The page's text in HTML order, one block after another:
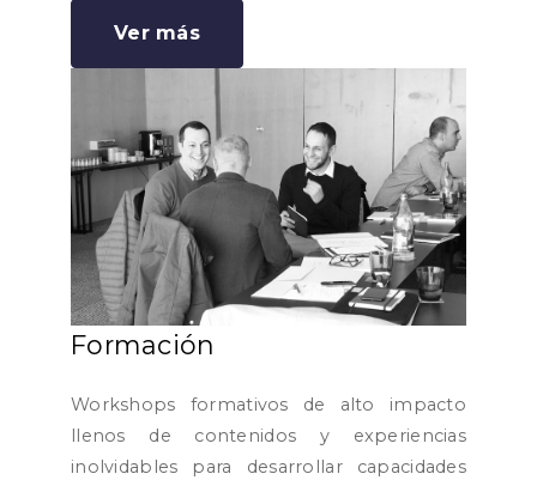
Ver más
Formación
Workshops formativos de alto impacto
llenos de contenidos y experiencias
inolvidables para desarrollar capacidades